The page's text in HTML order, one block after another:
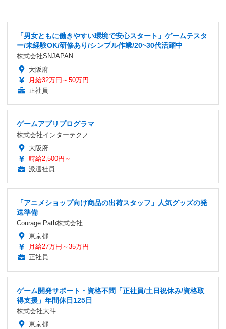
「男女ともに働きやすい環境で安心スタート」ゲームテスタ
ー/未経験OK/研修あり/シンプル作業/20~30代活躍中
株式会社SNJAPAN
大阪府
月給32万円～50万円
正社員
ゲームアプリプログラマ
株式会社インターテクノ
大阪府
時給2,500円～
派遣社員
「アニメショップ向け商品の出荷スタッフ」人気グッズの発
送準備
Courage Path株式会社
東京都
月給27万円～35万円
正社員
ゲーム開発サポート・資格不問「正社員/土日祝休み/資格取
得支援」年間休日125日
株式会社大斗
東京都